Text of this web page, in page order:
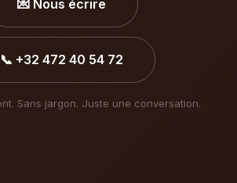
💌 Nous écrire
📞 +32 472 40 54 72
Sans jargon. Juste une conversation.